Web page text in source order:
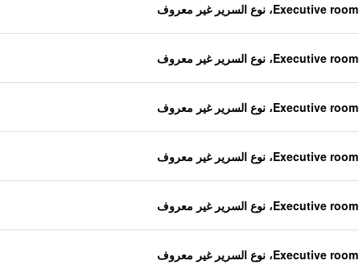
Executive room، نوع السرير غير معروف
Executive room، نوع السرير غير معروف
Executive room، نوع السرير غير معروف
Executive room، نوع السرير غير معروف
Executive room، نوع السرير غير معروف
Executive room، نوع السرير غير معروف